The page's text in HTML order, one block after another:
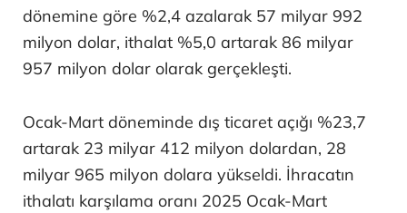
dönemine göre %2,4 azalarak 57 milyar 992
milyon dolar, ithalat %5,0 artarak 86 milyar
957 milyon dolar olarak gerçekleşti.
Ocak-Mart döneminde dış ticaret açığı %23,7
artarak 23 milyar 412 milyon dolardan, 28
milyar 965 milyon dolara yükseldi. İhracatın
ithalatı karşılama oranı 2025 Ocak-Mart